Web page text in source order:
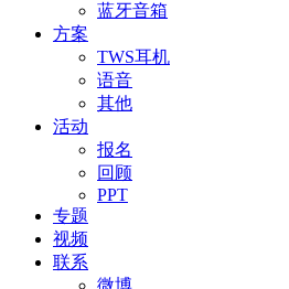
蓝牙音箱
方案
TWS耳机
语音
其他
活动
报名
回顾
PPT
专题
视频
联系